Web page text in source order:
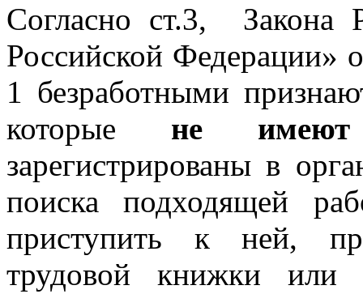
Согласно ст.3, Закона
Российской Федерации»
1 безработными
которые не
зарегистрированы в
поиска подходящей
приступить к ней,
трудовой книжки или